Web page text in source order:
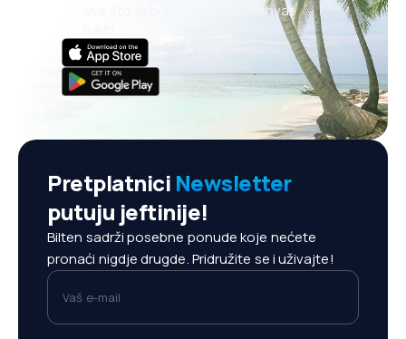
Sve što je bitno, uvijek na dohvat
Pretplatnici Newsletter
putuju jeftinije!
Bilten sadrži posebne ponude koje nećete
pronaći nigdje drugde. Pridružite se i uživajte!
Vaš e-mail